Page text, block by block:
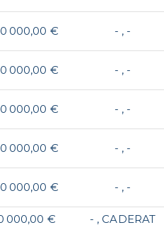
000,00 € - , -
000,00 € - , -
000,00 € - , -
000,00 € - , -
000,00 € - , -
000,00 € - , CADERAT